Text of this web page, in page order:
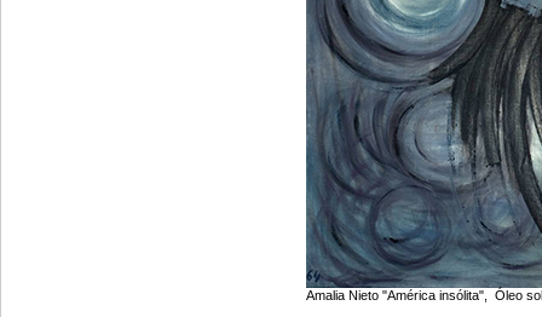
Amalia Nieto "América insólita", Óleo